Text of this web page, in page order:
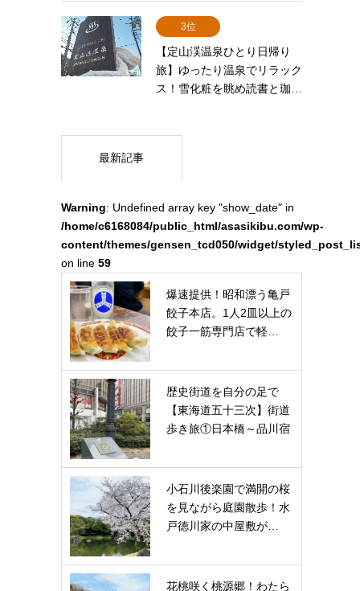
3位
【定山渓温泉ひとり日帰り
旅】ゆったり温泉でリラック
ス！雪化粧を眺め読書と珈…
最新記事
Warning: Undefined array key "show_date" in
/home/c6168084/public_html/asasikibu.com/wp-
content/themes/gensen_tcd050/widget/
on line 59
爆速提供！昭和漂う亀戸
餃子本店。1人2皿以上の
餃子一筋専門店で軽…
歴史街道を自分の足で
【東海道五十三次】街道
歩き旅①日本橋～品川宿
小石川後楽園で満開の桜
を見ながら庭園散歩！水
戸徳川家の中屋敷が…
花桃咲く桃源郷！わたら